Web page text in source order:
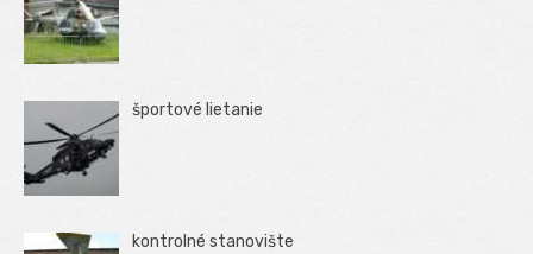
športové lietanie
kontrolné stanovište